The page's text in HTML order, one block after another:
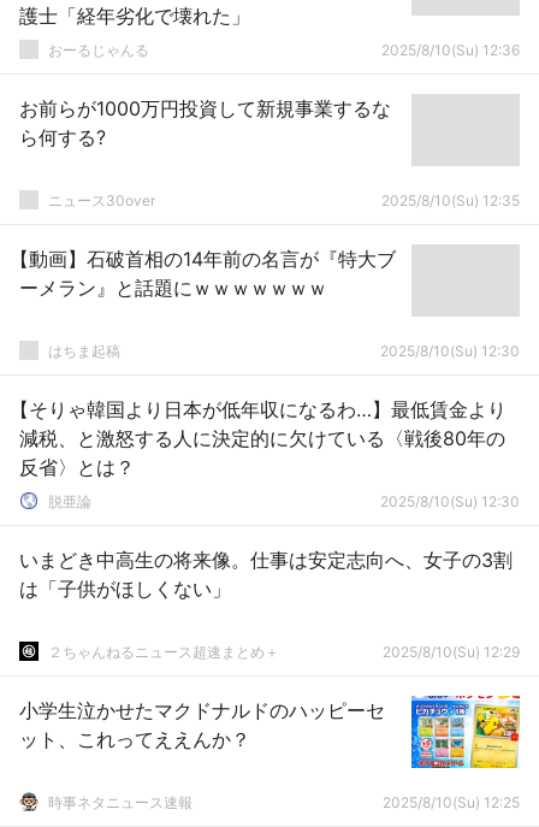
護士「経年劣化で壊れた」
おーるじゃんる 2025/8/10(Su) 12:36
お前らが1000万円投資して新規事業するな
ら何する?
ニュース30over 2025/8/10(Su) 12:35
【動画】石破首相の14年前の名言が『特大ブ
ーメラン』と話題にｗｗｗｗｗｗｗ
はちま起稿 2025/8/10(Su) 12:30
【そりゃ韓国より日本が低年収になるわ…】最低賃金より
減税、と激怒する人に決定的に欠けている〈戦後80年の
反省〉とは？
脱亜論 2025/8/10(Su) 12:30
いまどき中高生の将来像。仕事は安定志向へ、女子の3割
は「子供がほしくない」
２ちゃんねるニュース超速まとめ＋ 2025/8/10(Su) 12:29
小学生泣かせたマクドナルドのハッピーセ
ット、これってええんか？
時事ネタニュース速報 2025/8/10(Su) 12:25